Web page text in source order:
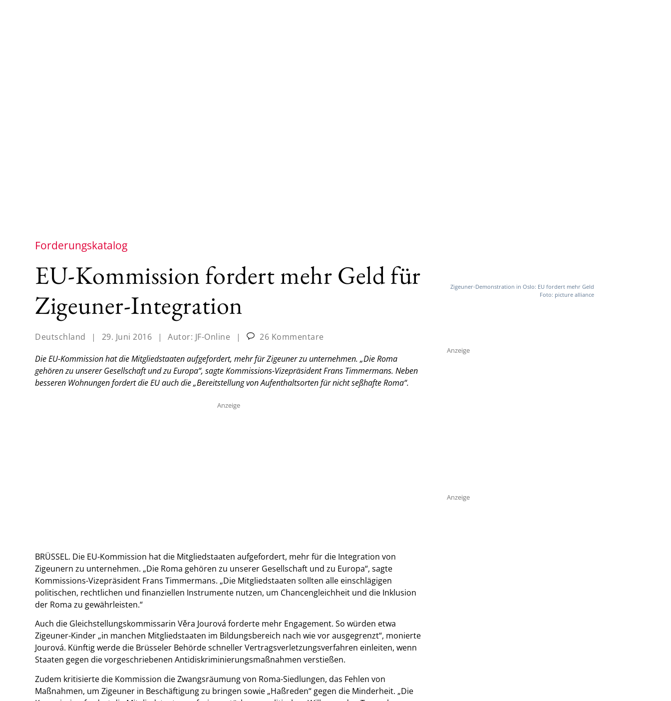
Forderungskatalog
EU-Kommission fordert mehr Geld für
Zigeuner-Integration
Deutschland | 29. Juni 2016 | Autor: JF-Online |
26 Kommentare
Die EU-Kommission hat die Mitgliedstaaten aufgefordert, mehr für Zigeuner zu unternehmen. „Die Roma
gehören zu unserer Gesellschaft und zu Europa“, sagte Kommissions-Vizepräsident Frans Timmermans. Neben
besseren Wohnungen fordert die EU auch die „Bereitstellung von Aufenthaltsorten für nicht seßhafte Roma“.
Anzeige
BRÜSSEL. Die EU-Kommission hat die Mitgliedstaaten aufgefordert, mehr für die Integration von
Zigeunern zu unternehmen. „Die Roma gehören zu unserer Gesellschaft und zu Europa“, sagte
Kommissions-Vizepräsident Frans Timmermans. „Die Mitgliedstaaten sollten alle einschlägigen
politischen, rechtlichen und finanziellen Instrumente nutzen, um Chancengleichheit und die Inklusion
der Roma zu gewährleisten.“
Auch die Gleichstellungskommissarin Věra Jourová forderte mehr Engagement. So würden etwa
Zigeuner-Kinder „in manchen Mitgliedstaaten im Bildungsbereich nach wie vor ausgegrenzt“, monierte
Jourová. Künftig werde die Brüsseler Behörde schneller Vertragsverletzungsverfahren einleiten, wenn
Staaten gegen die vorgeschriebenen Antidiskriminierungsmaßnahmen verstießen.
Zudem kritisierte die Kommission die Zwangsräumung von Roma-Siedlungen, das Fehlen von
Maßnahmen, um Zigeuner in Beschäftigung zu bringen sowie „Haßreden“ gegen die Minderheit. „Die
Zigeuner-Demonstration in Oslo: EU fordert mehr Geld
Foto: picture alliance
Anzeige
Anzeige